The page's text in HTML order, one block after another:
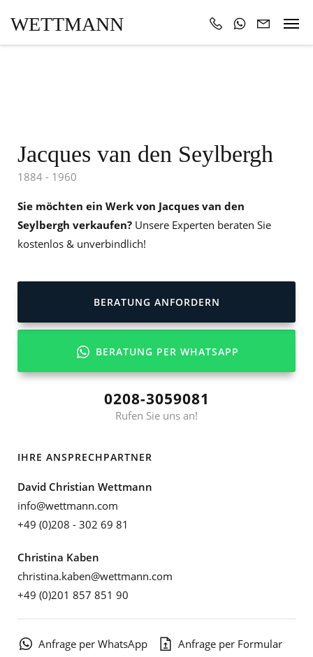
WETTMANN
Jacques van den Seylbergh
1884 - 1960
Sie möchten ein Werk von Jacques van den
Seylbergh verkaufen? Unsere Experten beraten Sie
kostenlos & unverbindlich!
BERATUNG ANFORDERN
BERATUNG PER WHATSAPP
0208-3059081
Rufen Sie uns an!
IHRE ANSPRECHPARTNER
David Christian Wettmann
info@wettmann.com
+49 (0)208 - 302 69 81
Christina Kaben
christina.kaben@wettmann.com
+49 (0)201 857 851 90
Anfrage per WhatsApp Anfrage per Formular